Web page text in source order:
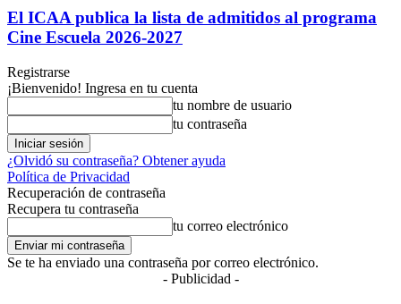
El ICAA publica la lista de admitidos al programa
Cine Escuela 2026-2027
Registrarse
¡Bienvenido! Ingresa en tu cuenta
tu nombre de usuario
tu contraseña
¿Olvidó su contraseña? Obtener ayuda
Política de Privacidad
Recuperación de contraseña
Recupera tu contraseña
tu correo electrónico
Se te ha enviado una contraseña por correo electrónico.
- Publicidad -